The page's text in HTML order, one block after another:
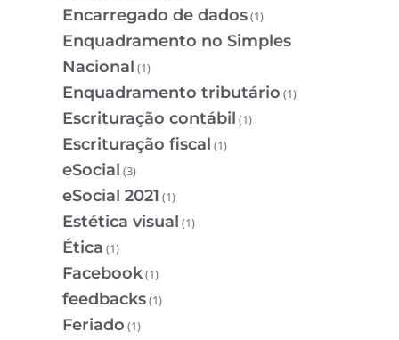
Encarregado de dados(1)
Enquadramento no Simples
Nacional (1)
Enquadramento tributário (1)
Escrituração contábil (1)
Escrituração fiscal (1)
eSocial (3)
eSocial 2021 (1)
Estética visual (1)
Ética (1)
Facebook(1)
feedbacks(1)
Feriado (1)